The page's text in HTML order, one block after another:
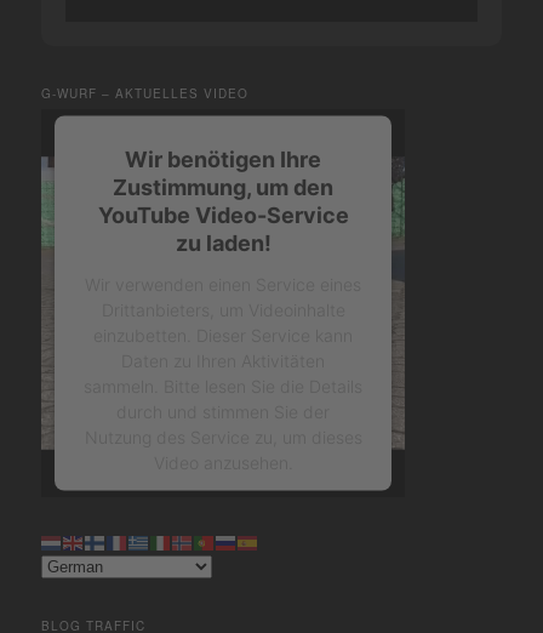
G-WURF – AKTUELLES VIDEO
Wir benötigen Ihre
Zustimmung, um den
YouTube Video-Service
zu laden!
Mehr Informationen
BLOG TRAFFIC